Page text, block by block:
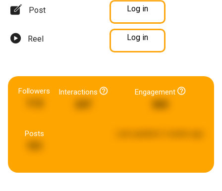
Post Log in
Reel Log in
Followers Interactions Engagement
Posts